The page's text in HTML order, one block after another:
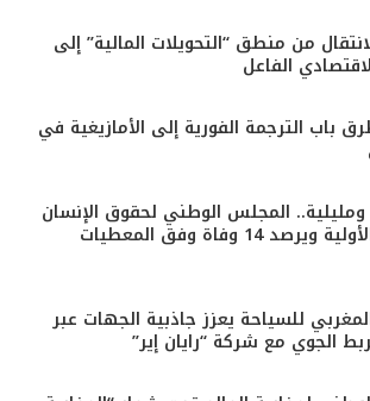
من منطق “التحويلات المالية” إلى
الفاعل
باب الترجمة الفورية إلى الأمازيغية في
ومليلية.. المجلس الوطني لحقوق الإنسان
يكشف خلاصاته الأولية ويرصد 14 وفاة وفق المعطيات
للسياحة يعزز جاذبية الجهات عبر
الجوي مع شركة “رايان إير”